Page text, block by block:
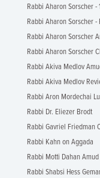
Rabbi Aharon Sorscher
Rabbi Aharon Sorscher
Rabbi Aharon Sorscher
Rabbi Aharon Sorscher
Rabbi Akiva Medlov
Rabbi Akiva Medlov
Rabbi Aron Mordechai
Rabbi Dr. Eliezer Brodt
Rabbi Gavriel Friedman
Rabbi Kahn on Aggada
Rabbi Motti Dahan
Rabbi Shabsi Hess